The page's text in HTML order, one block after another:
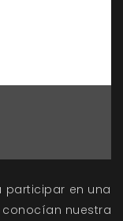
participar en una
nuestra